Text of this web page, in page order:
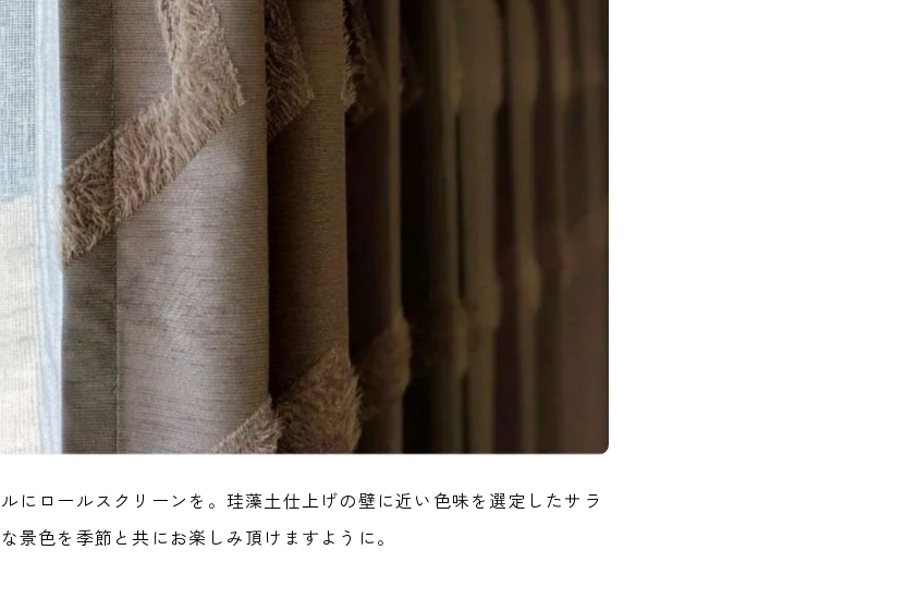
にロールスクリーンを。珪藻土仕上げの壁に近い色味を選定したサラ
景色を季節と共にお楽しみ頂けますように。